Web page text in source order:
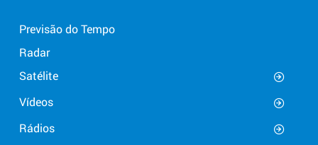
Previsão do Tempo
Radar
Satélite
Vídeos
Rádios